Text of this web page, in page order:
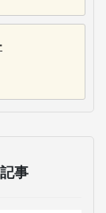
事